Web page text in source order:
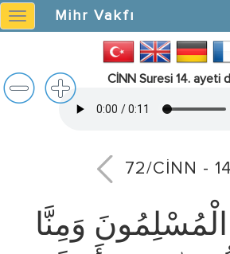
Mihr
Vakfı
Mihr Vakfı
CİNN Suresi 14. ayeti
72/CİNN - 14
الْمُسْلِمُونَ وَمِنَّا